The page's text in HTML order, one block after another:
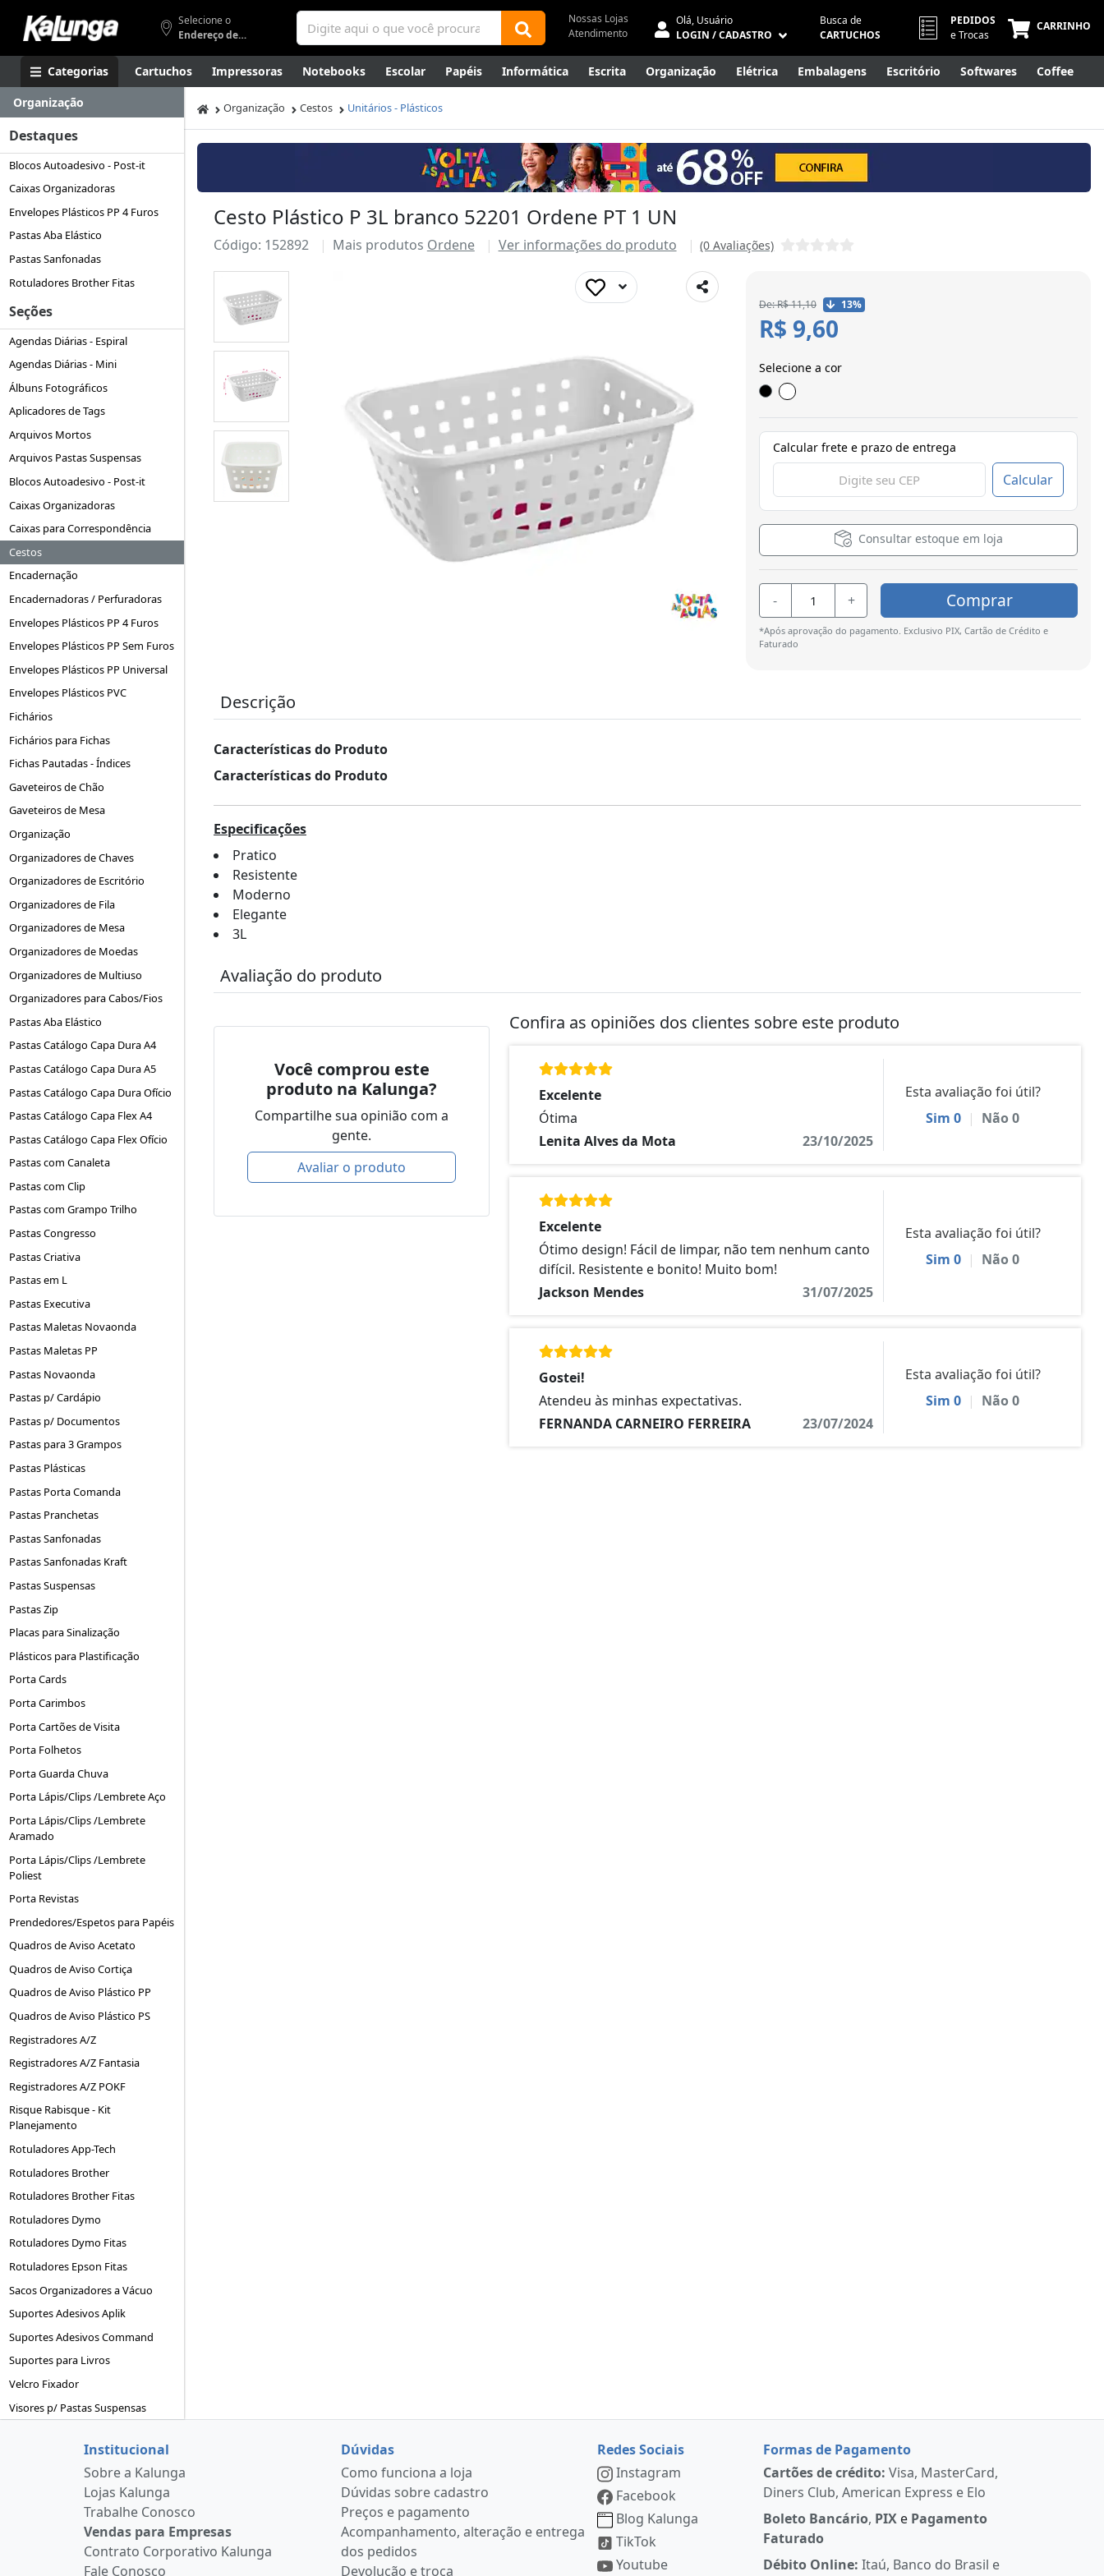
Selecione o
Endereço de entrega
Nossas Lojas
Atendimento
Olá, Usuário
LOGIN / CADASTRO
Busca de
CARTUCHOS
PEDIDOS
e Trocas
CARRINHO
Categorias Cartuchos Impressoras Notebooks Escolar Papéis Informática Escrita Organização Elétrica Embalagens Escritório Softwares Coffee
Apresentação Smartphones Artes Gamers Higiene Mídias
Canetas Luxo
Outlet
Organização
Destaques
Blocos Autoadesivo - Post-it
Caixas Organizadoras
Envelopes Plásticos PP 4 Furos
Pastas Aba Elástico
Pastas Sanfonadas
Rotuladores Brother Fitas
Seções
Agendas Diárias - Espiral
Agendas Diárias - Mini
Álbuns Fotográficos
Aplicadores de Tags
Arquivos Mortos
Arquivos Pastas Suspensas
Blocos Autoadesivo - Post-it
Caixas Organizadoras
Caixas para Correspondência
Cestos
Encadernação
Encadernadoras / Perfuradoras
Envelopes Plásticos PP 4 Furos
Envelopes Plásticos PP Sem Furos
Envelopes Plásticos PP Universal
Envelopes Plásticos PVC
Fichários
Fichários para Fichas
Fichas Pautadas - Índices
Gaveteiros de Chão
Gaveteiros de Mesa
Organização
Organizadores de Chaves
Organizadores de Escritório
Organizadores de Fila
Organizadores de Mesa
Organizadores de Moedas
Organizadores de Multiuso
Organizadores para Cabos/Fios
Pastas Aba Elástico
Pastas Catálogo Capa Dura A4
Pastas Catálogo Capa Dura A5
Pastas Catálogo Capa Dura Ofício
Pastas Catálogo Capa Flex A4
Pastas Catálogo Capa Flex Ofício
Pastas com Canaleta
Pastas com Clip
Pastas com Grampo Trilho
Pastas Congresso
Pastas Criativa
Pastas em L
Pastas Executiva
Pastas Maletas Novaonda
Pastas Maletas PP
Pastas Novaonda
Pastas p/ Cardápio
Pastas p/ Documentos
Pastas para 3 Grampos
Pastas Plásticas
Pastas Porta Comanda
Pastas Pranchetas
Pastas Sanfonadas
Pastas Sanfonadas Kraft
Pastas Suspensas
Pastas Zip
Placas para Sinalização
Plásticos para Plastificação
Porta Cards
Porta Carimbos
Porta Cartões de Visita
Porta Folhetos
Porta Guarda Chuva
Porta Lápis/Clips /Lembrete Aço
Porta Lápis/Clips /Lembrete
Aramado
Porta Lápis/Clips /Lembrete
Poliest
Porta Revistas
Prendedores/Espetos para Papéis
Quadros de Aviso Acetato
Quadros de Aviso Cortiça
Quadros de Aviso Plástico PP
Quadros de Aviso Plástico PS
Registradores A/Z
Registradores A/Z Fantasia
Registradores A/Z POKF
Risque Rabisque - Kit
Planejamento
Rotuladores App-Tech
Rotuladores Brother
Rotuladores Brother Fitas
Rotuladores Dymo
Rotuladores Dymo Fitas
Rotuladores Epson Fitas
Sacos Organizadores a Vácuo
Suportes Adesivos Aplik
Suportes Adesivos Command
Suportes para Livros
Velcro Fixador
Visores p/ Pastas Suspensas
Organização Cestos Unitários - Plásticos
Cesto Plástico P 3L branco 52201 Ordene PT 1 UN
Código: 152892 Mais produtos Ordene Ver informações do produto (0 Avaliações)
De: R$ 11,10 13%
R$ 9,60
Selecione a cor
Calcular frete e prazo de entrega
Calcular
Consultar estoque em loja
- + Comprar
*Após aprovação do pagamento. Exclusivo PIX, Cartão de Crédito e
Faturado
Descrição
Características do Produto
Características do Produto
Especificações
Pratico
Resistente
Moderno
Elegante
3L
Avaliação do produto
Você comprou este
produto na Kalunga?
Compartilhe sua opinião com a
gente.
Avaliar o produto
Confira as opiniões dos clientes sobre este produto
Excelente
Ótima
Lenita Alves da Mota
23/10/2025
Esta avaliação foi útil?
Sim 0 | Não0
Excelente
Ótimo design! Fácil de limpar, não tem nenhum canto
difícil. Resistente e bonito! Muito bom!
Jackson Mendes
31/07/2025
Esta avaliação foi útil?
Sim 0 | Não0
Gostei!
Atendeu às minhas expectativas.
FERNANDA CARNEIRO FERREIRA
23/07/2024
Esta avaliação foi útil?
Sim 0 | Não0
Institucional
Sobre a Kalunga
Lojas Kalunga
Trabalhe Conosco
Vendas para Empresas
Contrato Corporativo Kalunga
Fale Conosco
Dúvidas
Como funciona a loja
Dúvidas sobre cadastro
Preços e pagamento
Acompanhamento, alteração e entrega
dos pedidos
Devolução e troca
Redes Sociais
Instagram
Facebook
Blog Kalunga
TikTok
Youtube
Formas de Pagamento
Cartões de crédito: Visa, MasterCard,
Diners Club, American Express e Elo
Boleto Bancário, PIX e Pagamento
Faturado
Débito Online: Itaú, Banco do Brasil e